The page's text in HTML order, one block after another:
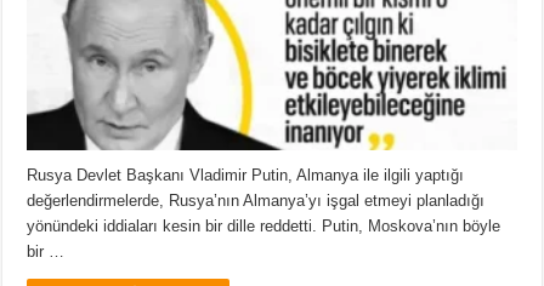
Rusya Devlet Başkanı Vladimir Putin, Almanya ile ilgili yaptığı
değerlendirmelerde, Rusya’nın Almanya’yı işgal etmeyi planladığı
yönündeki iddiaları kesin bir dille reddetti. Putin, Moskova’nın böyle
bir …